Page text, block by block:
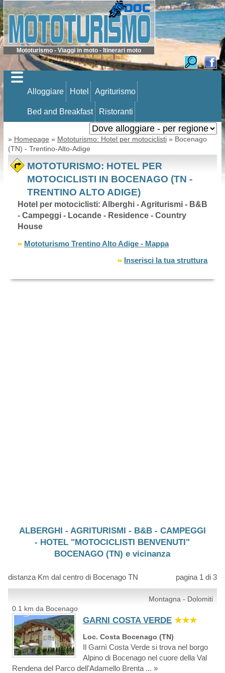
Mototurismo - Viaggi in moto - Itinerari moto
Alloggiare Hotel Agriturismo
Bed and Breakfast Ristoranti
» Homepage » Mototurismo: Hotel per motociclisti» Bocenago
(TN) - Trentino-Alto-Adige
MOTOTURISMO: HOTEL PER
MOTOCICLISTI IN BOCENAGO (TN -
TRENTINO ALTO ADIGE)
Hotel per motociclisti: Alberghi - Agriturismi - B&B
- Campeggi - Locande - Residence - Country
House
Mototurismo Trentino Alto Adige - Mappa
Inserisci la tua struttura
ALBERGHI - AGRITURISMI - B&B - CAMPEGGI
- HOTEL "MOTOCICLISTI BENVENUTI"
BOCENAGO (TN) e vicinanza
distanza Km dal centro di Bocenago TN pagina 1 di 3
Montagna - Dolomiti
0.1 km da Bocenago
GARNI COSTA VERDE ★★★
Loc. Costa Bocenago (TN)
Il Garnì Costa Verde si trova nel borgo
Alpino di Bocenago nel cuore della Val
Rendena del Parco dell'Adamello Brenta ... »